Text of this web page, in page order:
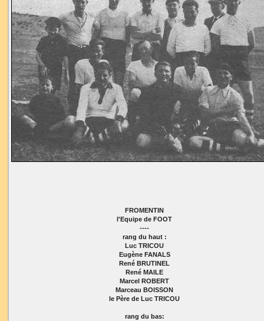
FROMENTIN
l'Equipe de FOOT
----
rang du haut :
Luc TRICOU
Eugène FANALS
René BRUTINEL
René MAILE
Marcel ROBERT
Marceau BOISSON
le Père de Luc TRICOU
rang du bas: